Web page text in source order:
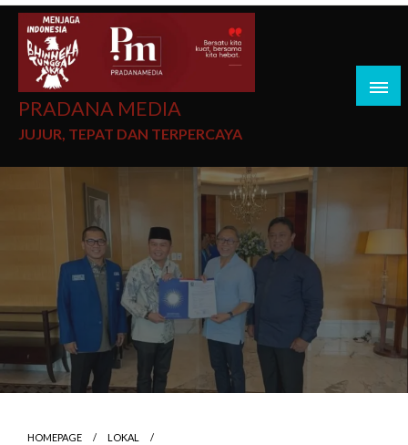
PRADANA MEDIA
JUJUR, TEPAT DAN TERPERCAYA
HOMEPAGE
LOKAL